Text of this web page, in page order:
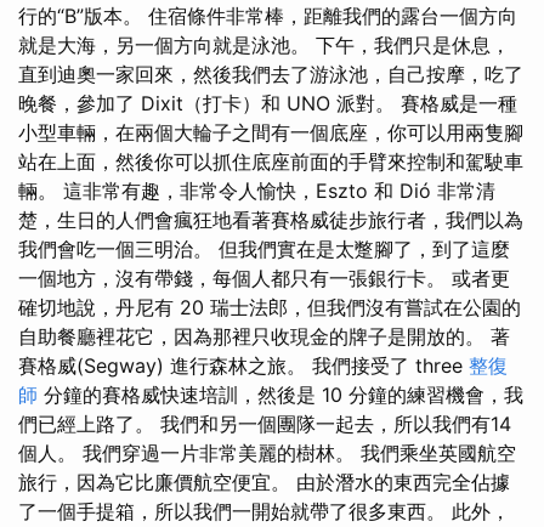
行的“B”版本。 住宿條件非常棒，距離我們的露台一個方向
就是大海，另一個方向就是泳池。 下午，我們只是休息，
直到迪奧一家回來，然後我們去了游泳池，自己按摩，吃了
晚餐，參加了 Dixit（打卡）和 UNO 派對。 賽格威是一種
小型車輛，在兩個大輪子之間有一個底座，你可以用兩隻腳
站在上面，然後你可以抓住底座前面的手臂來控制和駕駛車
輛。 這非常有趣，非常令人愉快，Eszto 和 Dió 非常清
楚，生日的人們會瘋狂地看著賽格威徒步旅行者，我們以為
我們會吃一個三明治。 但我們實在是太蹩腳了，到了這麼
一個地方，沒有帶錢，每個人都只有一張銀行卡。 或者更
確切地說，丹尼有 20 瑞士法郎，但我們沒有嘗試在公園的
自助餐廳裡花它，因為那裡只收現金的牌子是開放的。 著
賽格威(Segway) 進行森林之旅。 我們接受了 three 整復
師 分鐘的賽格威快速培訓，然後是 10 分鐘的練習機會，我
們已經上路了。 我們和另一個團隊一起去，所以我們有14
個人。 我們穿過一片非常美麗的樹林。 我們乘坐英國航空
旅行，因為它比廉價航空便宜。 由於潛水的東西完全佔據
了一個手提箱，所以我們一開始就帶了很多東西。 此外，